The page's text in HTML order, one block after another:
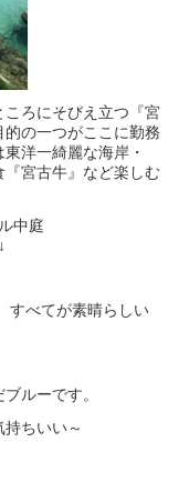
ろにそびえ立つ『宮
の一つがここに勤務
洋一綺麗な海岸・
宮古牛』など楽しむ
庭
べてが素晴らしい
ルーです。
ちいい～